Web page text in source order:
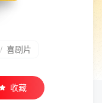
/ 喜剧片
收藏